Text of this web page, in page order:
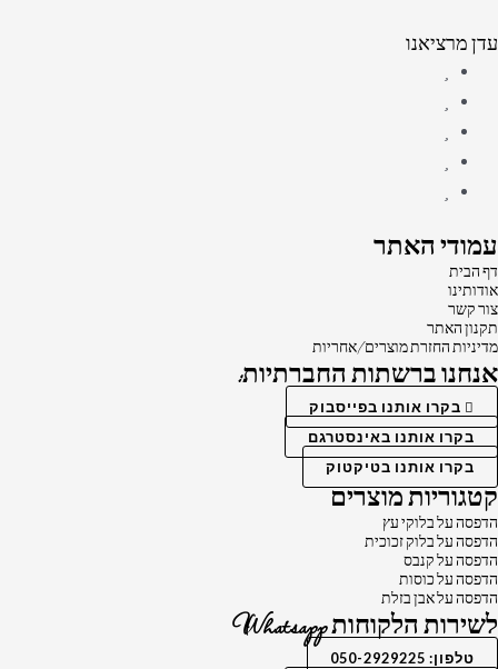
עדן מרציאנו
עמודי האתר
דף הבית
אודותינו
צור קשר
תקנון האתר
מדיניות החזרת מוצרים/אחריות
אנחנו ברשתות החברתיות:
בקרו אותנו בפייסבוק
בקרו אותנו באינסטרגם
בקרו אותנו בטיקטוק
קטגוריות מוצרים
הדפסה על בלוקי עץ
הדפסה על בלוק זכוכית
הדפסה על קנבס
הדפסה על כוסות
הדפסה על אבן בזלת
לשירות הלקוחות Whatsapp
טלפון: 050-2929225